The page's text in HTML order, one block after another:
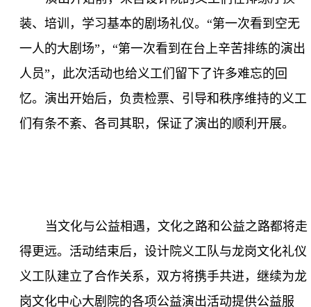
装、培训，学习基本的剧场礼仪。“第一次看到空无
一人的大剧场”，“第一次看到在台上辛苦排练的演出
人员”，此次活动也给义工们留下了许多难忘的回
忆。演出开始后，负责检票、引导和秩序维持的义工
们有条不紊、各司其职，保证了演出的顺利开展。
当文化与公益相遇，文化之路和公益之路都将走
得更远。活动结束后，设计院义工队与龙岗文化礼仪
义工队建立了合作关系，双方将携手共进，继续为龙
岗文化中心大剧院的各项公益演出活动提供公益服